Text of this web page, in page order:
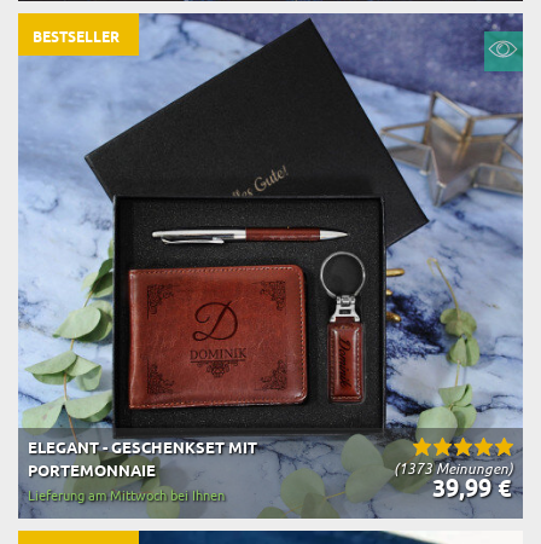
(1373 Meinungen)
ELEGANT - GESCHENKSET MIT
PORTEMONNAIE
39,99 €
Lieferung am Mittwoch bei Ihnen
BESTSELLER